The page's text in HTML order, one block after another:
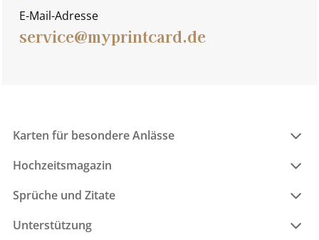
E-Mail-Adresse
service@myprintcard.de
Karten für besondere Anlässe
Hochzeitsmagazin
Sprüche und Zitate
Unterstützung